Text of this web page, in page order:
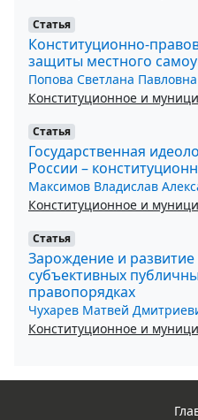
Статья
Конституционно-
защиты местного
Попова Светлана Павловна
Конституционное и
Статья
Государственная
России –
Максимов Владислав
Конституционное и
Статья
Зарождение и
субъективных
правопорядках
Чухарев Матвей
Конституционное и